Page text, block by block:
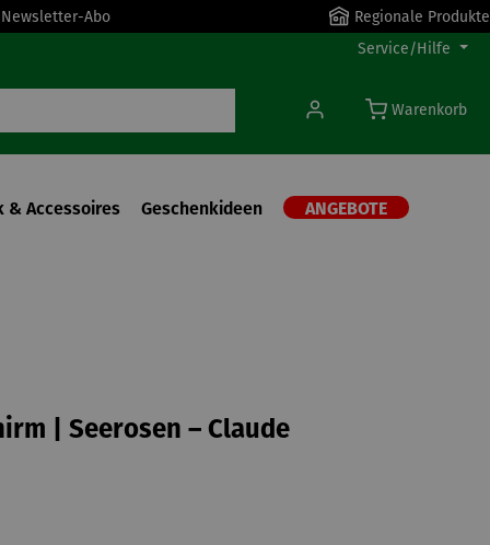
Abo
Regionale Produkte
Service/Hilfe
Warenkorb
& Accessoires Geschenkideen ANGEBOTE
| Seerosen – Claude